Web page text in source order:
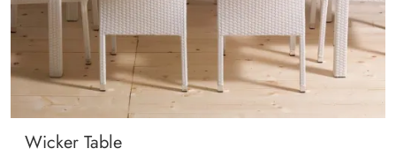
Wicker Table